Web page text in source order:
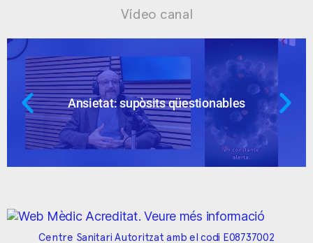
Vídeo canal
Ansietat: supòsits qüestionables
Centre Sanitari Autoritzat amb el codi E08737002